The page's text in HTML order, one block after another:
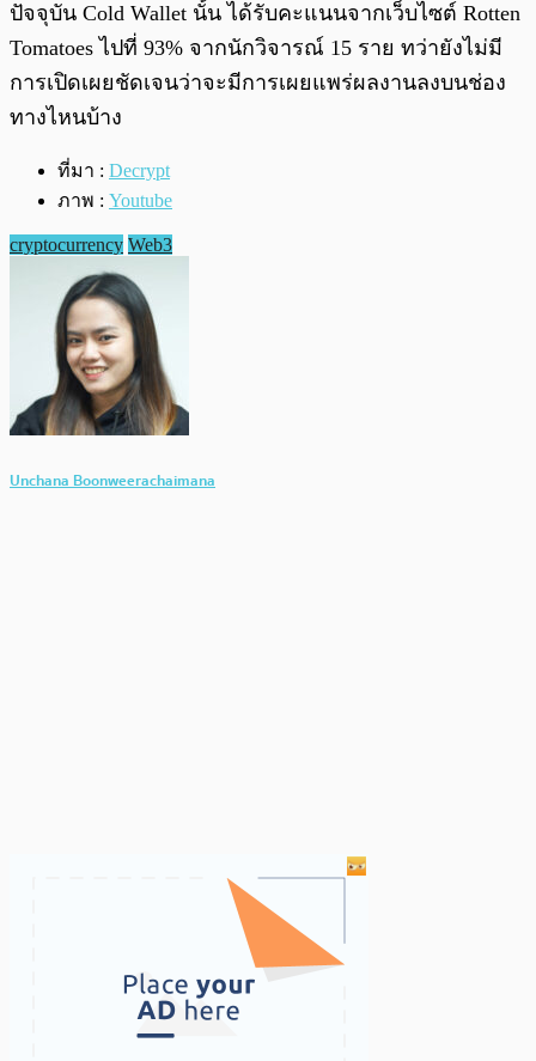
ปัจจุบัน Cold Wallet นั้น ได้รับคะแนนจากเว็บไซต์ Rotten
Tomatoes ไปที่ 93% จากนักวิจารณ์ 15 ราย ทว่ายังไม่มี
การเปิดเผยชัดเจนว่าจะมีการเผยแพร่ผลงานลงบนช่อง
ทางไหนบ้าง
ที่มา : Decrypt
ภาพ : Youtube
cryptocurrency Web3
Unchana Boonweerachaimana